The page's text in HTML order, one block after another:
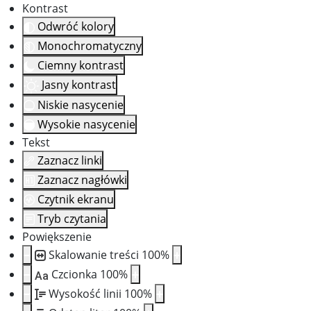
Kontrast
Odwróć kolory
Monochromatyczny
Ciemny kontrast
Jasny kontrast
Niskie nasycenie
Wysokie nasycenie
Tekst
Zaznacz linki
Zaznacz nagłówki
Czytnik ekranu
Tryb czytania
Powiększenie
Skalowanie treści 100%
Aa Czcionka 100%
Wysokość linii 100%